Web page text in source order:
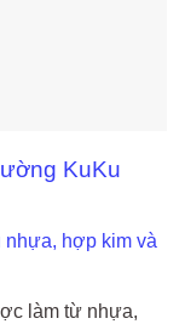
KuKu
hợp kim và
làm từ nhựa,